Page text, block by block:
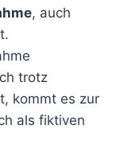
, auch
trotz
kommt es zur
als fiktiven